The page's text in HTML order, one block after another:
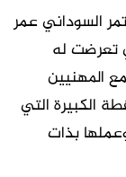
السوداني عمر
تعرضت له
المهنيين
الكبيرة التي
بذات